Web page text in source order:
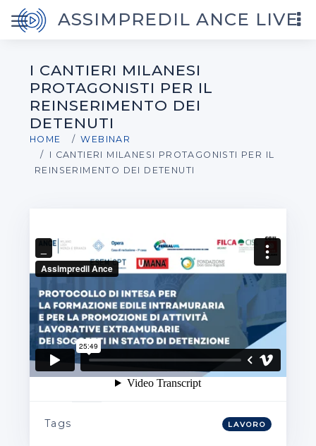
ASSIMPREDIL ANCE LIVE
I CANTIERI MILANESI
PROTAGONISTI PER IL
REINSERIMENTO DEI
DETENUTI
HOME
WEBINAR
I CANTIERI MILANESI PROTAGONISTI PER IL
REINSERIMENTO DEI DETENUTI
Tags LAVORO